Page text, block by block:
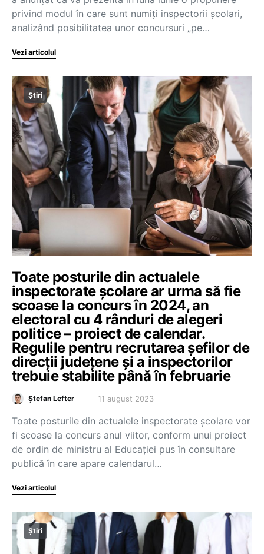
privind modul în care sunt numiți inspectorii școlari,
analizând posibilitatea unor concursuri „pe…
Vezi articolul
Știri
Toate posturile din actualele
inspectorate școlare ar urma să fie
scoase la concurs în 2024, an
electoral cu 4 rânduri de alegeri
politice – proiect de calendar.
Regulile pentru recrutarea șefilor de
direcții județene și a inspectorilor
trebuie stabilite până în februarie
Ștefan Lefter 11 august 2023
Toate posturile din actualele inspectorate școlare vor
fi scoase la concurs anul viitor, conform unui proiect
de ordin de ministru al Educației pus în consultare
publică în care apare calendarul…
Vezi articolul
Știri